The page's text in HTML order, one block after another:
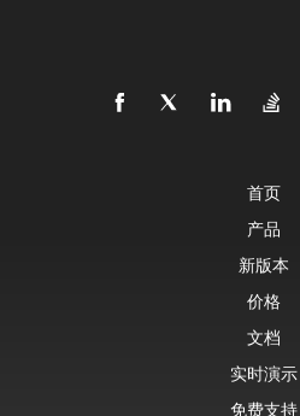
首页
产品
新版本
价格
文档
实时演示
免费支持